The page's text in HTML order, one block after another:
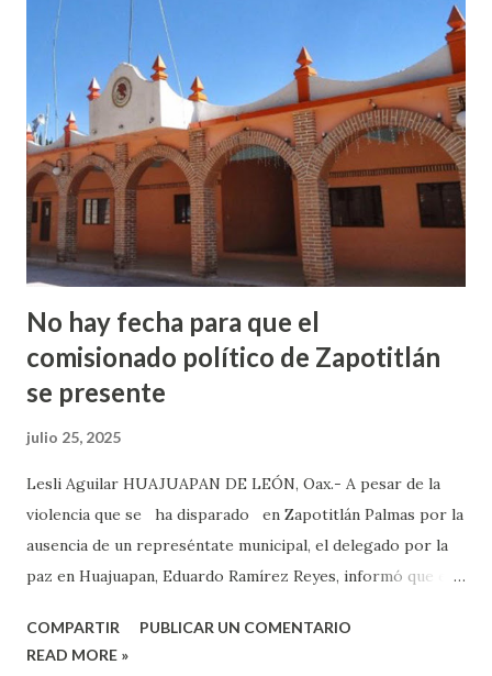
(OMS) La medicina tradicional, entendida como la suma de
conocimientos, capacidades y prácticas basados en teorías,
creencias y experiencias de diferentes culturas, sean
explicables o no, utilizadas para mantener la salud y
prevenir, diagnosticar, mejorar o tratar enfermedades
físicas, mentales o de cosmovisión, reconoce que hasta un
80 % de la población mundial depende de la medicina
tradicional para la atención primaria de la sa...
No hay fecha para que el
comisionado político de Zapotitlán
se presente
julio 25, 2025
Lesli Aguilar HUAJUAPAN DE LEÓN, Oax.- A pesar de la
violencia que se ha disparado en Zapotitlán Palmas por la
ausencia de un represéntate municipal, el delegado por la
paz en Huajuapan, Eduardo Ramírez Reyes, informó que el
en este municipio de la región Mixteca. Informó que los
COMPARTIR
PUBLICAR UN COMENTARIO
READ MORE »